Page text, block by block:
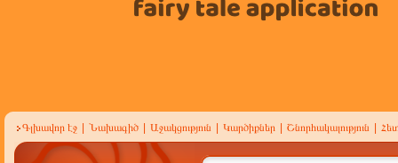
Գլխավոր էջ Նախագիծ Աջակցություն Կարծիքներ Շնորհակալություն